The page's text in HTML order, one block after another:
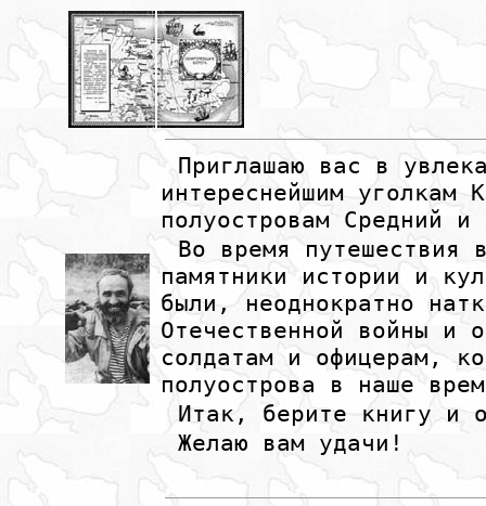
Приглашаю вас в
интереснейшим уголкам
полуостровам Средний и
Во время путешествия
памятники истории и
были, неоднократно
Отечественной войны и
солдатам и офицерам,
полуострова в наше
Итак, берите книгу и
Желаю вам удачи!